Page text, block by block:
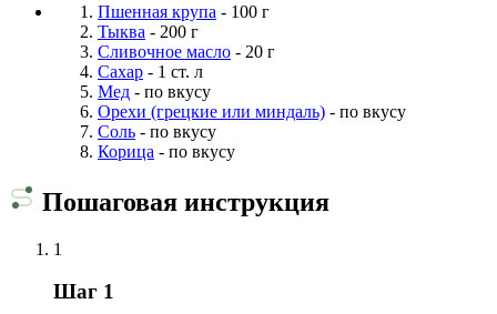
Пшенная крупа - 100 г
Тыква - 200 г
Сливочное масло - 20 г
Сахар - 1 ст. л
Мед - по вкусу
Орехи (грецкие или миндаль) - по вкусу
Соль - по вкусу
Корица - по вкусу
Пошаговая инструкция
1
Шаг 1